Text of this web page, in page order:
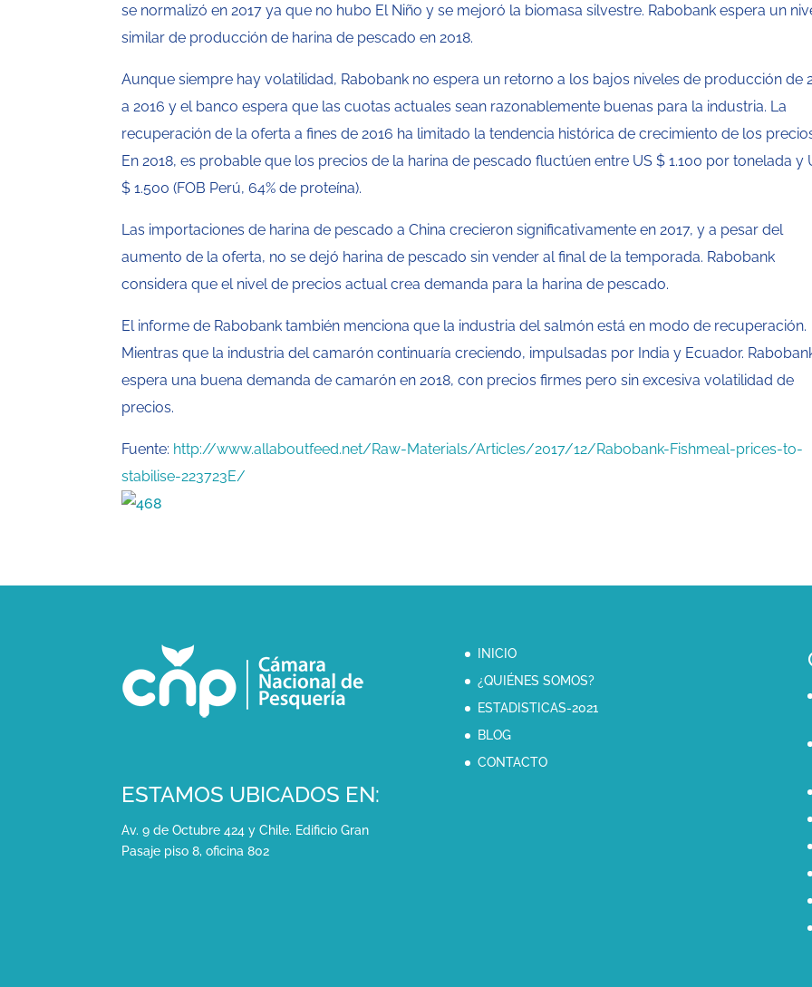
se normalizó en 2017 ya que no hubo El Niño y se mejoró la biomasa silvestre. Rabobank espera un
similar de producción de harina de pescado en 2018.
Aunque siempre hay volatilidad, Rabobank no espera un retorno a los bajos niveles de producción de
a 2016 y el banco espera que las cuotas actuales sean razonablemente buenas para la industria. La
recuperación de la oferta a fines de 2016 ha limitado la tendencia histórica de crecimiento de los
En 2018, es probable que los precios de la harina de pescado fluctúen entre US $ 1.100 por tonelada y
$ 1.500 (FOB Perú, 64% de proteína).
Las importaciones de harina de pescado a China crecieron significativamente en 2017, y a pesar del
aumento de la oferta, no se dejó harina de pescado sin vender al final de la temporada. Rabobank
considera que el nivel de precios actual crea demanda para la harina de pescado.
El informe de Rabobank también menciona que la industria del salmón está en modo de recuperación.
Mientras que la industria del camarón continuaría creciendo, impulsadas por India y Ecuador.
espera una buena demanda de camarón en 2018, con precios firmes pero sin excesiva volatilidad de
precios.
Fuente: http://www.allaboutfeed.net/Raw-Materials/Articles/2017/12/Rabobank-Fishmeal-prices-to-
stabilise-223723E/
ESTAMOS UBICADOS EN:
Av. 9 de Octubre 424 y Chile. Edificio Gran
Pasaje piso 8, oficina 802
INICIO
¿QUIÉNES SOMOS?
ESTADISTICAS-2021
BLOG
CONTACTO